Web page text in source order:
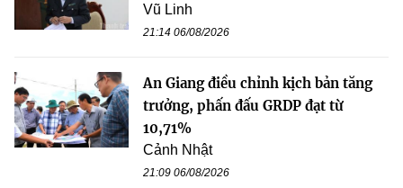
Vũ Linh
21:14 06/08/2026
An Giang điều chỉnh kịch bản tăng
trưởng, phấn đấu GRDP đạt từ
10,71%
Cảnh Nhật
21:09 06/08/2026